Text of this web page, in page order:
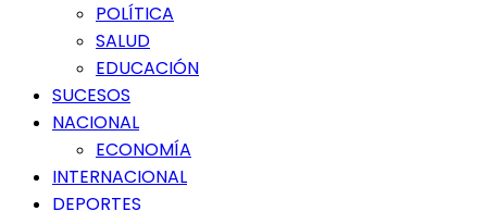
POLÍTICA
SALUD
EDUCACIÓN
SUCESOS
NACIONAL
ECONOMÍA
INTERNACIONAL
DEPORTES